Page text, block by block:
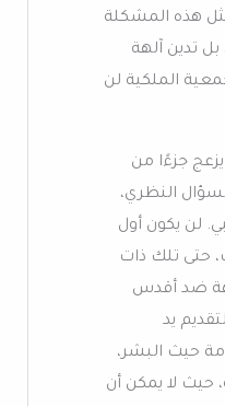
هذه المشكلة
تدين آلهة
الملكية لن
جزءًا من
النظري،
لن يكون أول
حتى تلك ذات
ضد أقدس
يد
حيث البشر،
حيث لا يمكن أن